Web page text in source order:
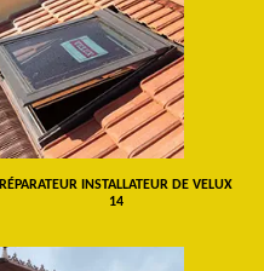
RÉPARATEUR INSTALLATEUR DE VELUX
14